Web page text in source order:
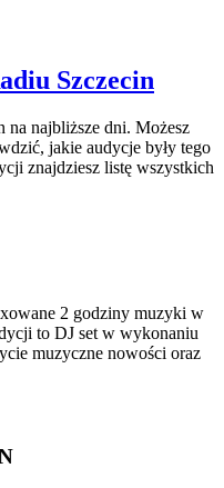
Szczecin
na najbliższe dni. Możesz
jakie audycje były tego
znajdziesz listę wszystkich
2 godziny muzyki w
to DJ set w wykonaniu
muzyczne nowości oraz